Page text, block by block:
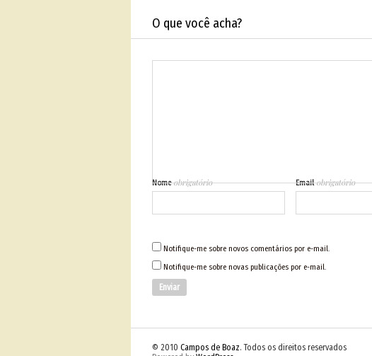
O que você acha?
Nomeobrigatório Emailobrigatório
Notifique-me sobre novos comentários por e-mail.
Notifique-me sobre novas publicações por e-mail.
© 2010 Campos de Boaz. Todos os direitos reservados